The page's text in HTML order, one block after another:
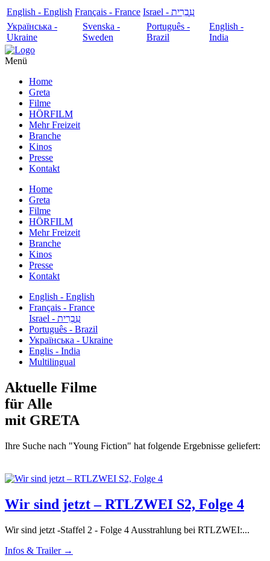
English - English Français - France
עִבְרִית - Israel
Українська -
Ukraine
Svenska -
Sweden
Português -
Brazil
English -
India
Menü
Home
Greta
Filme
HÖRFILM
Mehr Freizeit
Branche
Kinos
Presse
Kontakt
Home
Greta
Filme
HÖRFILM
Mehr Freizeit
Branche
Kinos
Presse
Kontakt
English - English
Français - France
עִבְרִית - Israel
Português - Brazil
Українська - Ukraine
Englis - India
Multilingual
Aktuelle Filme
für Alle
mit GRETA
Ihre Suche nach "Young Fiction" hat folgende Ergebnisse geliefert:
Wir sind jetzt – RTLZWEI S2, Folge 4
Wir sind jetzt -Staffel 2 - Folge 4 Ausstrahlung bei RTLZWEI:...
Infos & Trailer →